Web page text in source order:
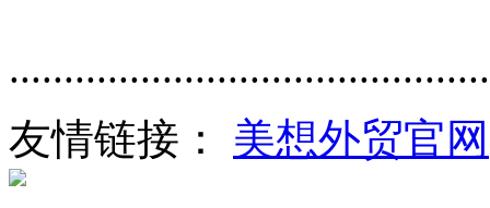
友情链接： 美想外贸官网